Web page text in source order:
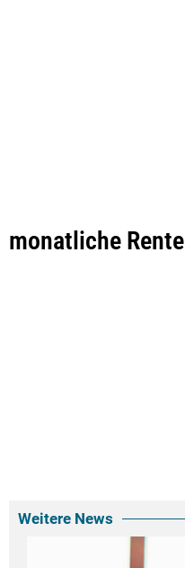
monatliche Rente
Weitere News